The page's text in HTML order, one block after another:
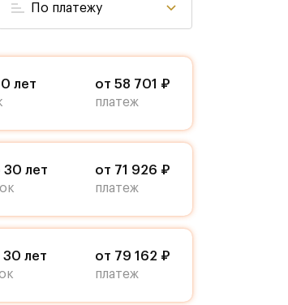
По платежу
лет
от 58 701 ₽
платеж
30 лет
от 71 926 ₽
платеж
30 лет
от 79 162 ₽
платеж